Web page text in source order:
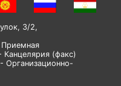
3/2,
(факс)